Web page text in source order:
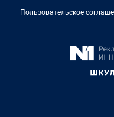
Пользовательское